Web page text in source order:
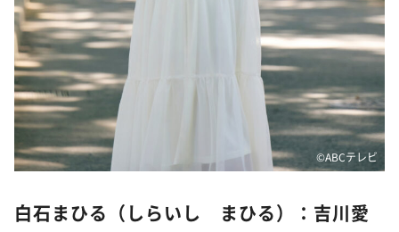
©ABCテレビ
白石まひる（しらいし まひる）：吉川愛